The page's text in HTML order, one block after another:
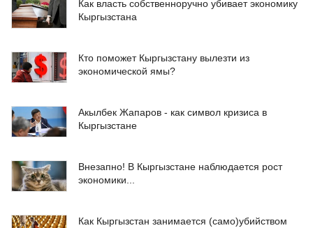
Как власть собственноручно убивает экономику
Кыргызстана
Кто поможет Кыргызстану вылезти из
экономической ямы?
Акылбек Жапаров - как символ кризиса в
Кыргызстане
Внезапно! В Кыргызстане наблюдается рост
экономики...
Как Кыргызстан занимается (само)убийством